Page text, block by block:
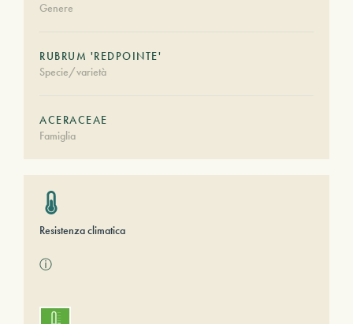
Genere
RUBRUM 'REDPOINTE'
Specie/varietà
ACERACEAE
Famiglia
Resistenza climatica
ⓘ